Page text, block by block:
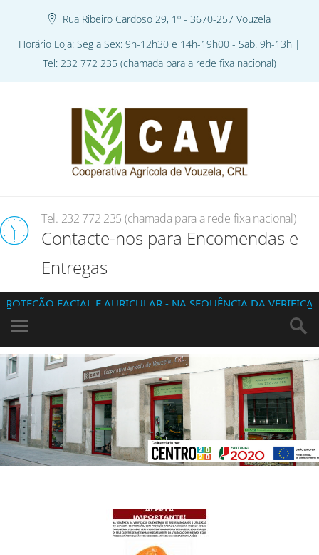
Rua Ribeiro Cardoso 29, 1º - 3670-257 Vouzela
Horário Loja: Seg a Sex: 9h-12h30 e 14h-19h00 - Sab. 9h-13h |
Tel: 232 772 235 (chamada para a rede fixa nacional)
Tel. 232 772 235 (chamada para a rede fixa nacional)
Contacte-nos para Encomendas e
Entregas
FACIAL E AURICULAR - NA SEQUÊNCIA DA VERIFICAÇÃO DA